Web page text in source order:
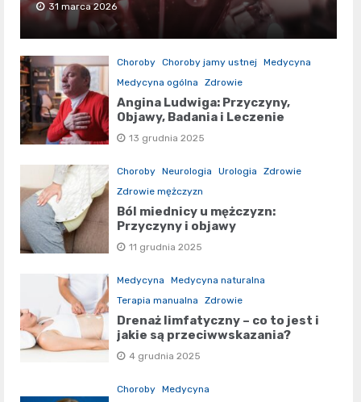
31 marca 2026
Choroby Choroby jamy ustnej Medycyna
Medycyna ogólna
Zdrowie
Angina Ludwiga: Przyczyny,
Objawy, Badania i Leczenie
13 grudnia 2025
Choroby Neurologia Urologia
Zdrowie
Zdrowie mężczyzn
Ból miednicy u mężczyzn:
Przyczyny i objawy
11 grudnia 2025
Medycyna
Medycyna naturalna
Terapia manualna
Zdrowie
Drenaż limfatyczny – co to jest i
jakie są przeciwwskazania?
4 grudnia 2025
Choroby Medycyna